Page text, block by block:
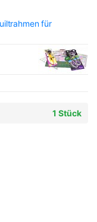
für
1 Stück